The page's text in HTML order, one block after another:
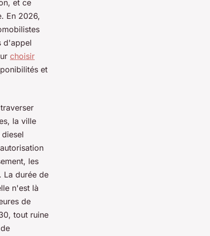
et ce
En 2026,
d'appel
choisir
et
la ville
les
La durée de
n'est là
de
tout ruine